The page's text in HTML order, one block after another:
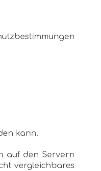
kann.
auf den Servern
vergleichbares